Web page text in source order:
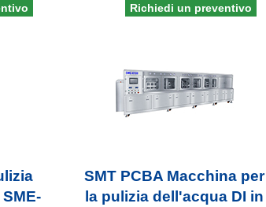
Richiedi un preventivo
SMT PCBA Macchina per
la pulizia dell'acqua DI in